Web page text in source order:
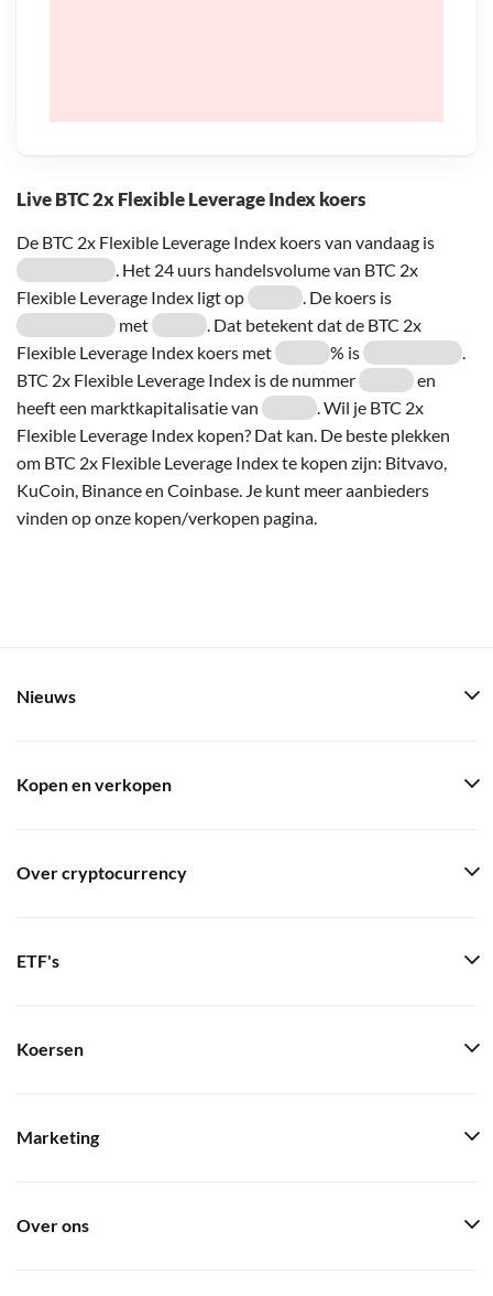
Live BTC 2x Flexible Leverage Index koers
De BTC 2x Flexible Leverage Index koers van vandaag is
. Het 24 uurs handelsvolume van BTC 2x
Flexible Leverage Index ligt op
. De koers is
met
. Dat betekent dat de BTC 2x
Flexible Leverage Index koers met
% is
.
BTC 2x Flexible Leverage Index is de nummer
en
heeft een marktkapitalisatie van
. Wil je BTC 2x
Flexible Leverage Index kopen? Dat kan. De beste plekken
om BTC 2x Flexible Leverage Index te kopen zijn: Bitvavo,
KuCoin, Binance en Coinbase. Je kunt meer aanbieders
vinden op onze kopen/verkopen pagina.
Nieuws
Kopen en verkopen
Over cryptocurrency
ETF's
Koersen
Marketing
Over ons